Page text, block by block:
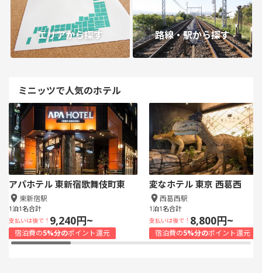
エリアから探す 路線・駅から探す
ミニッツで人気のホテル
アパホテル 東新宿歌舞伎町東
東新宿駅
1泊1名合計
支払いは後で！ 9,240円~
宿泊費の5%分のポイント還元
変なホテル 東京 西葛西
西葛西駅
1泊1名合計
支払いは後で！ 8,800円~
宿泊費の5%分のポイント還元